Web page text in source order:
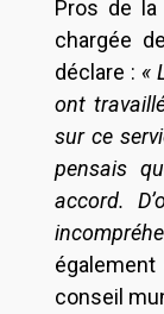
Pros de la
chargée
déclare : «
ont
sur ce
pensais
accord.
conseil